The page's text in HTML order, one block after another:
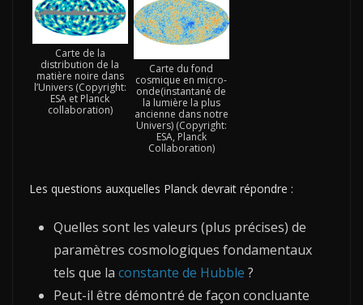
Carte de la
distribution de la
matière noire dans
l’Univers (Copyright:
ESA et Planck
collaboration)
Carte du fond
cosmique en micro-
onde(instantané de
la lumière la plus
ancienne dans notre
Univers) (Copyright:
ESA, Planck
Collaboration)
Les questions auxquelles Planck devrait répondre :
Quelles sont les valeurs (plus précises) de
paramètres cosmologiques fondamentaux
tels que la constante de Hubble ?
Peut-il être démontré de façon concluante